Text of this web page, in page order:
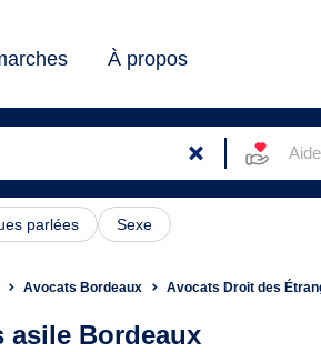
À propos
parlées Sexe
Avocats Bordeaux Avocats Droit des
asile Bordeaux